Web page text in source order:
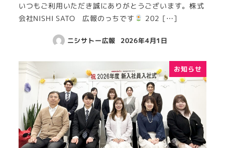
いつもご利用いただき誠にありがとうございます。株式
会社NISHI SATO 広報のっちです
202 […]
ニシサトー広報 2026年4月1日
お知らせ